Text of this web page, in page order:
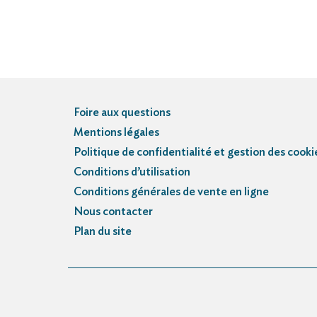
Foire aux questions
Mentions légales
Politique de confidentialité et gestion des
Conditions d’utilisation
Conditions générales de vente en ligne
Nous contacter
Plan du site